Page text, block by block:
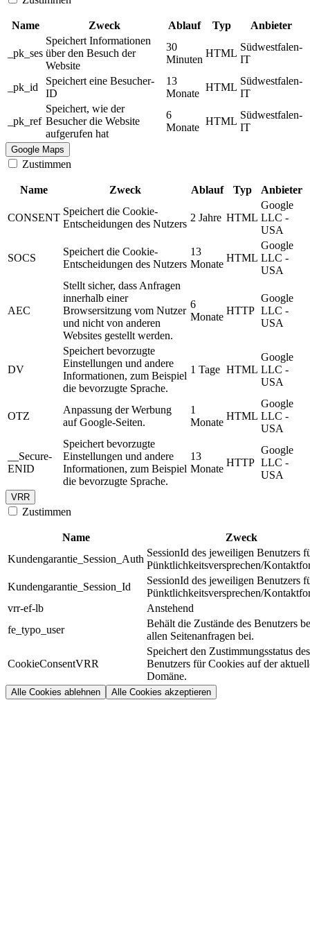
Name Zweck Ablauf Typ Anbieter
_pk_ses
Speichert Informationen
über den Besuch der
Website
30
Minuten
HTML
Südwestfalen-
IT
_pk_id
Speichert eine Besucher-
ID
13
Monate
HTML
Südwestfalen-
IT
_pk_ref
Speichert, wie der
Besucher die Website
aufgerufen hat
6
Monate
HTML
Südwestfalen-
IT
Google Maps
Zustimmen
Name Zweck Ablauf Typ Anbieter
CONSENT
Speichert die Cookie-
Entscheidungen des Nutzers
2 Jahre HTML
Google
LLC -
USA
SOCS
Speichert die Cookie-
Entscheidungen des Nutzers
13
Monate
HTML
Google
LLC -
USA
AEC
Stellt sicher, dass Anfragen
innerhalb einer
Browsersitzung vom Nutzer
und nicht von anderen
Websites gestellt werden.
6
Monate
HTTP
Google
LLC -
USA
DV
Speichert bevorzugte
Einstellungen und andere
Informationen, zum Beispiel
die bevorzugte Sprache.
1 Tage HTML
Google
LLC -
USA
OTZ
Anpassung der Werbung
auf Google-Seiten.
1
Monate
HTML
Google
LLC -
USA
__Secure-
ENID
Speichert bevorzugte
Einstellungen und andere
Informationen, zum Beispiel
die bevorzugte Sprache.
13
Monate
HTTP
Google
LLC -
USA
VRR
Zustimmen
Name
Zweck
Kundengarantie_Session_Auth
SessionId des jeweiligen Benutzers
Pünktlichkeitsversprechen/
Kundengarantie_Session_Id
SessionId des jeweiligen Benutzers
Pünktlichkeitsversprechen/
vrr-ef-lb
Anstehend
fe_typo_user
Behält die Zustände des Benutzers
allen Seitenanfragen bei.
CookieConsentVRR
Speichert den Zustimmungsstatus des
Benutzers für Cookies auf der
Domäne.
Alle Cookies ablehnen Alle Cookies akzeptieren